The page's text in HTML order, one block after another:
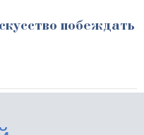
побеждать